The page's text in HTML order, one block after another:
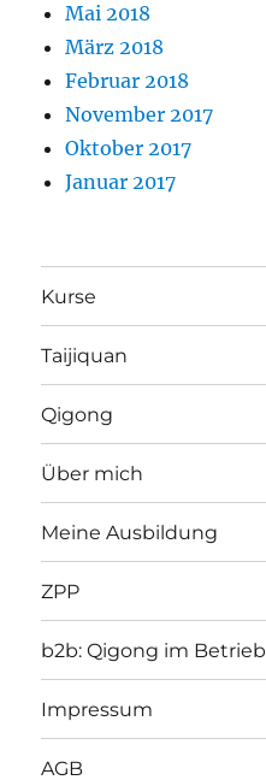
Mai 2018
März 2018
Februar 2018
November 2017
Oktober 2017
Januar 2017
Kurse
Taijiquan
Qigong
Über mich
Meine Ausbildung
ZPP
b2b: Qigong im Betrieb
Impressum
AGB